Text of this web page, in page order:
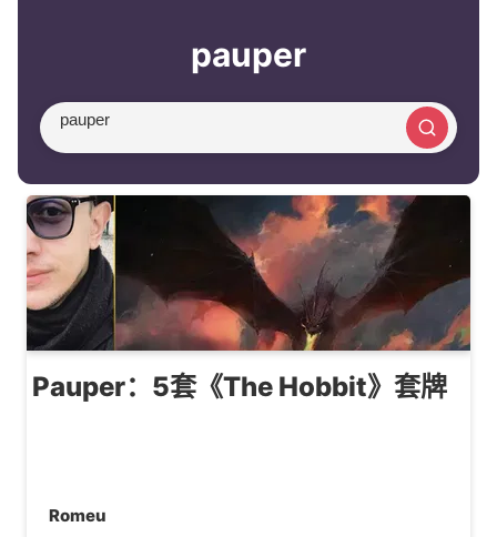
pauper
Pauper：5套《The Hobbit》套牌
Romeu